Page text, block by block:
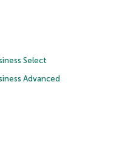
Select
Advanced